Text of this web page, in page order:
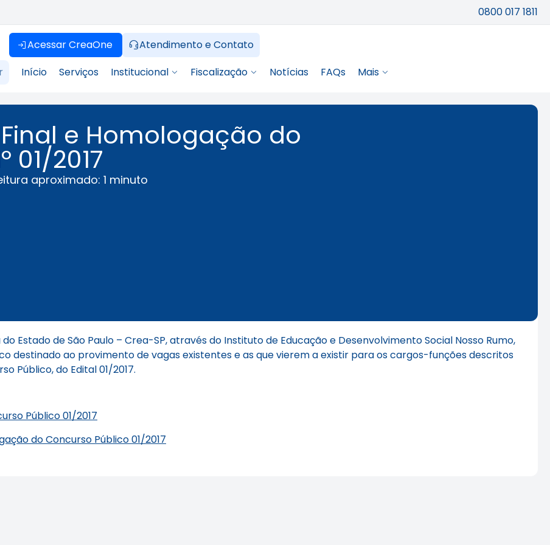
0800 017 1811
Acessar CreaOne
Atendimento e Contato
Início Serviços Institucional Fiscalização Notícias FAQs Mais
e Homologação do
01/2017
aproximado: 1 minuto
Estado de São Paulo – Crea-SP, através do Instituto de Educação e Desenvolvimento Social Nosso Rumo,
destinado ao provimento de vagas existentes e as que vierem a existir para os cargos-funções descritos
Público, do Edital 01/2017.
Público 01/2017
do Concurso Público 01/2017